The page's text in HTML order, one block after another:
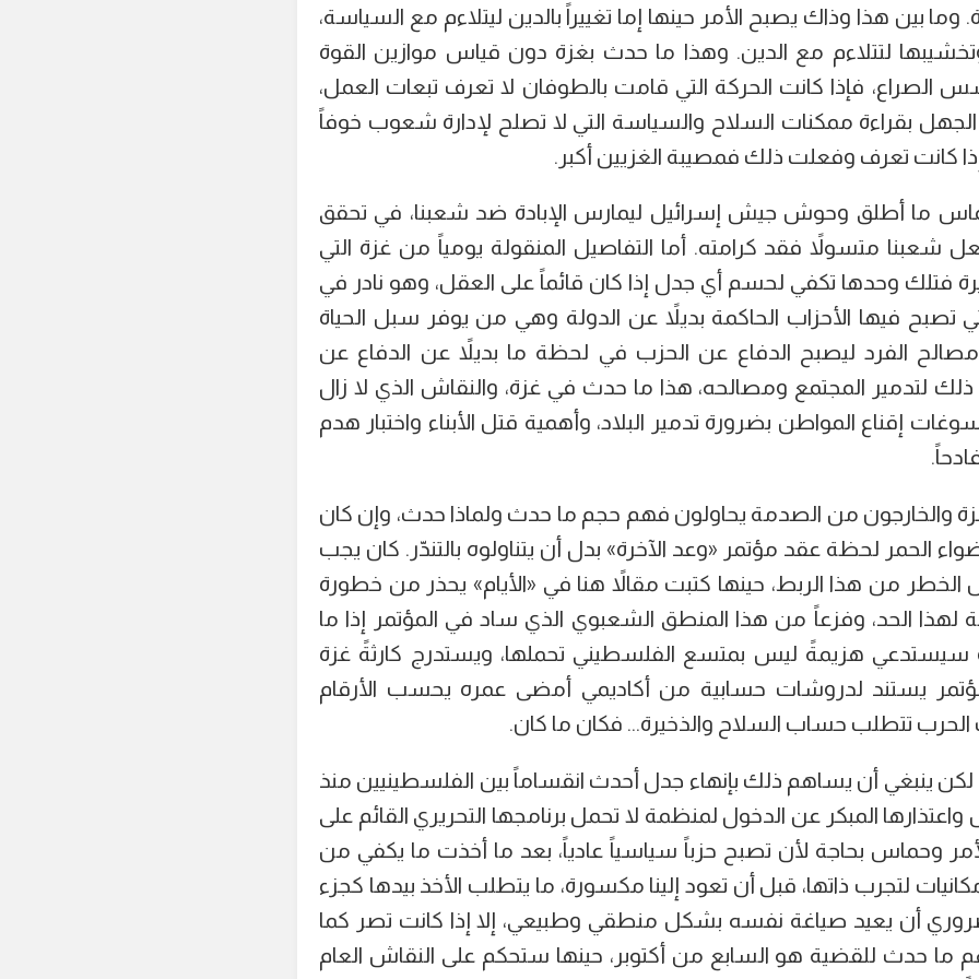
بين هذا وذاك يصبح الأمر حينها إما تغييراً بالدين ليتلاءم مع السياسة،
وتخشيبها لتتلاءم مع الدين. وهذا ما حدث بغزة دون قياس موازين القوة
الصراع، فإذا كانت الحركة التي قامت بالطوفان لا تعرف تبعات العمل،
بقراءة ممكنات السلاح والسياسة التي لا تصلح لإدارة شعوب خوفاً
كانت تعرف وفعلت ذلك فمصيبة الغزيين أكبر.
ما أطلق وحوش جيش إسرائيل ليمارس الإبادة ضد شعبنا، في تحقق
شعبنا متسولاً فقد كرامته. أما التفاصيل المنقولة يومياً من غزة التي
فتلك وحدها تكفي لحسم أي جدل إذا كان قائماً على العقل، وهو نادر في
تصبح فيها الأحزاب الحاكمة بديلاً عن الدولة وهي من يوفر سبل الحياة
الفرد ليصبح الدفاع عن الحزب في لحظة ما بديلاً عن الدفاع عن
لتدمير المجتمع ومصالحه، هذا ما حدث في غزة، والنقاش الذي لا زال
إقناع المواطن بضرورة تدمير البلاد، وأهمية قتل الأبناء واختبار هدم
والخارجون من الصدمة يحاولون فهم حجم ما حدث ولماذا حدث، وإن كان
الحمر لحظة عقد مؤتمر «وعد الآخرة» بدل أن يتناولوه بالتندّر. كان يجب
الخطر من هذا الربط، حينها كتبت مقالاً هنا في «الأيام» يحذر من خطورة
لهذا الحد، وفزعاً من هذا المنطق الشعبوي الذي ساد في المؤتمر إذا ما
سيستدعي هزيمةً ليس بمتسع الفلسطيني تحملها، ويستدرج كارثةً غزة
يستند لدروشات حسابية من أكاديمي أمضى عمره يحسب الأرقام
الحرب تتطلب حساب السلاح والذخيرة... فكان ما كان.
ينبغي أن يساهم ذلك بإنهاء جدل أحدث انقساماً بين الفلسطينيين منذ
المبكر عن الدخول لمنظمة لا تحمل برنامجها التحريري القائم على
وحماس بحاجة لأن تصبح حزباً سياسياً عادياً، بعد ما أخذت ما يكفي من
لتجرب ذاتها، قبل أن تعود إلينا مكسورة، ما يتطلب الأخذ بيدها كجزء
أن يعيد صياغة نفسه بشكل منطقي وطبيعي، إلا إذا كانت تصر كما
ما حدث للقضية هو السابع من أكتوبر، حينها ستحكم على النقاش العام